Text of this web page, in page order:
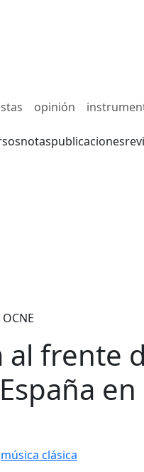
opinión
notaspublicaciones
al frente
música clásica